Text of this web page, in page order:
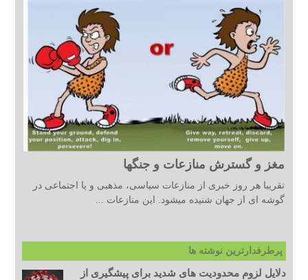
مغز و گسترش منازعات و جنگها
تقریبا هر روز خبری از منازعات سیاسی، مذهبی و یا اجتماعی در
گوشه ای از جهان شنیده میشود. این منازعات ...
پرطرفدارترین نوشته ها
دلایل لزوم محدودیت های شدید برای پیشگیری از